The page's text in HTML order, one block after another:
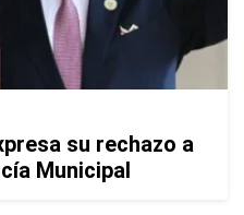
su rechazo a
Municipal